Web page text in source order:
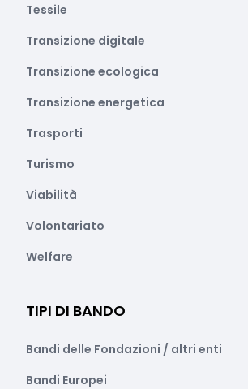
Tessile
Transizione digitale
Transizione ecologica
Transizione energetica
Trasporti
Turismo
Viabilità
Volontariato
Welfare
TIPI DI BANDO
Bandi delle Fondazioni / altri enti
Bandi Europei